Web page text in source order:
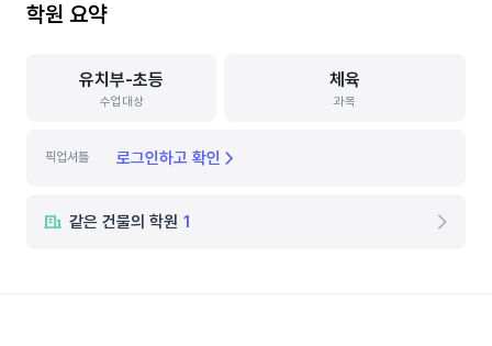
학원 요약
유치부-초등
수업대상
체육
과목
픽업셔틀 로그인하고 확인
같은 건물의 학원 1